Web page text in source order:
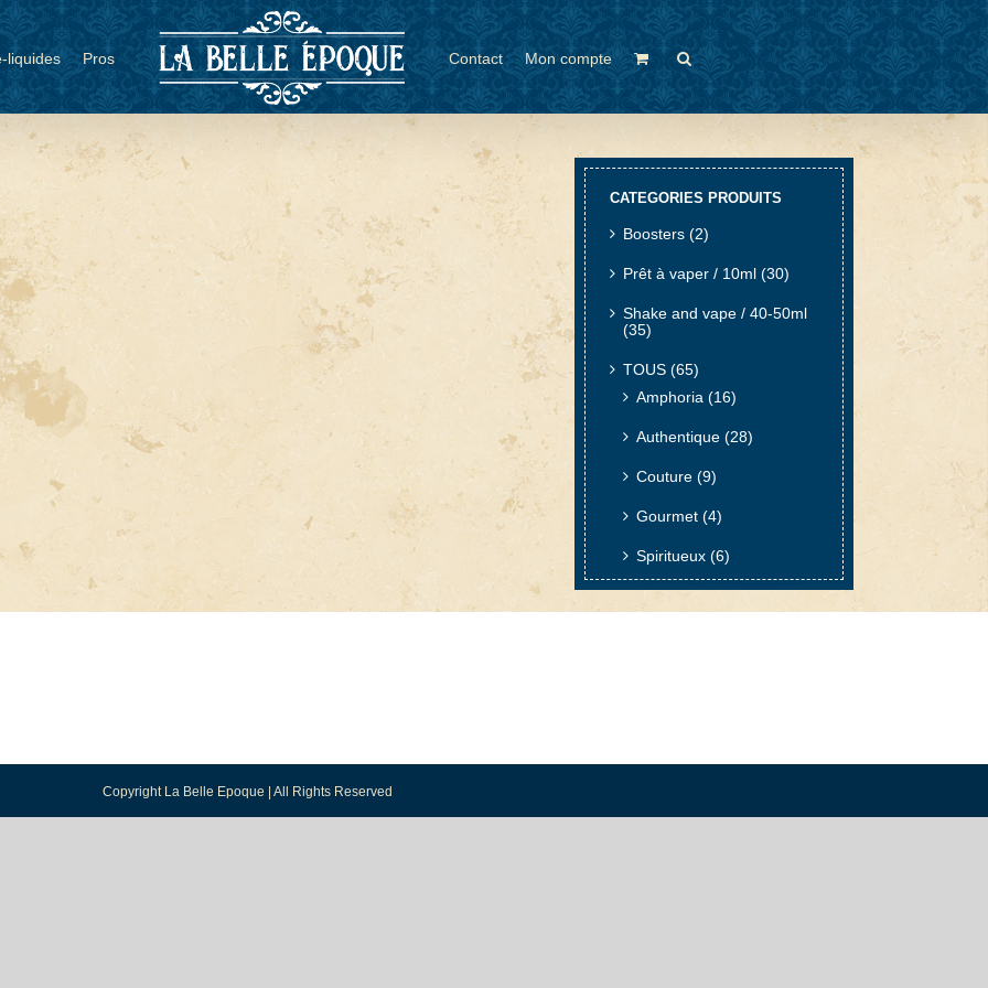
liquides Pros Contact Mon compte
CATEGORIES PRODUITS
Boosters (2)
Prêt à vaper / 10ml (30)
Shake and vape / 40-50ml
(35)
TOUS (65)
Amphoria (16)
Authentique (28)
Couture (9)
Gourmet (4)
Spiritueux (6)
Copyright La Belle Epoque | All Rights Reserved